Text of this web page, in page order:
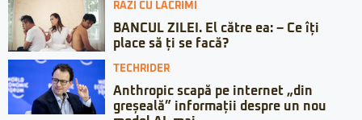
RAZI CU LACRIMI
BANCUL ZILEI. El către ea: – Ce îți
place să ți se facă?
TECHRIDER
Anthropic scapă pe internet „din
greșeală” informații despre un nou